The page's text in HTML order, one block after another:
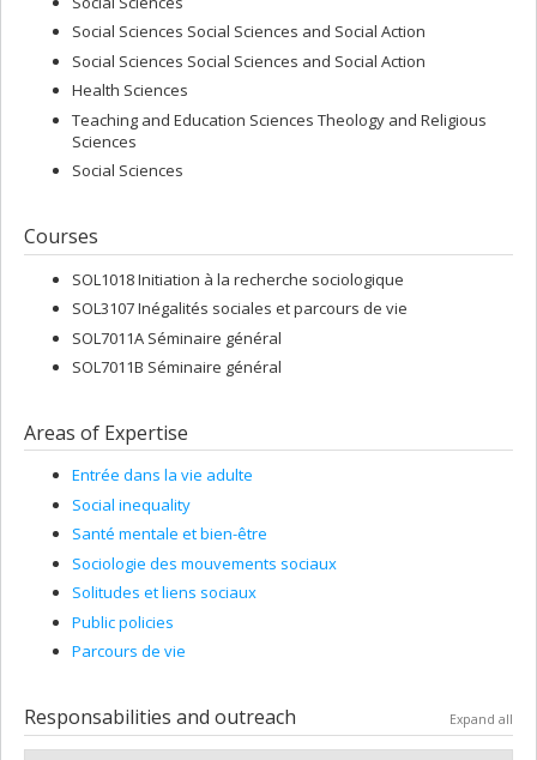
Social Sciences Social Sciences and Social Action
Social Sciences Social Sciences and Social Action
Health Sciences
Teaching and Education Sciences Theology and Religious
Sciences
Social Sciences
Courses
SOL1018 Initiation à la recherche sociologique
SOL3107 Inégalités sociales et parcours de vie
SOL7011A Séminaire général
SOL7011B Séminaire général
Areas of Expertise
Entrée dans la vie adulte
Social inequality
Santé mentale et bien-être
Sociologie des mouvements sociaux
Solitudes et liens sociaux
Public policies
Parcours de vie
Responsabilities and outreach Expand all